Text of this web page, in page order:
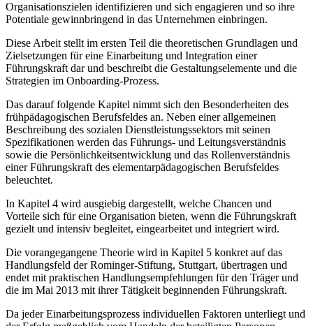
Organisationszielen identifizieren und sich engagieren und so ihre
Potentiale gewinnbringend in das Unternehmen einbringen.
Diese Arbeit stellt im ersten Teil die theoretischen Grundlagen und
Zielsetzungen für eine Einarbeitung und Integration einer
Führungskraft dar und beschreibt die Gestaltungselemente und die
Strategien im Onboarding-Prozess.
Das darauf folgende Kapitel nimmt sich den Besonderheiten des
frühpädagogischen Berufsfeldes an. Neben einer allgemeinen
Beschreibung des sozialen Dienstleistungssektors mit seinen
Spezifikationen werden das Führungs- und Leitungsverständnis
sowie die Persönlichkeitsentwicklung und das Rollenverständnis
einer Führungskraft des elementarpädagogischen Berufsfeldes
beleuchtet.
In Kapitel 4 wird ausgiebig dargestellt, welche Chancen und
Vorteile sich für eine Organisation bieten, wenn die Führungskraft
gezielt und intensiv begleitet, eingearbeitet und integriert wird.
Die vorangegangene Theorie wird in Kapitel 5 konkret auf das
Handlungsfeld der Rominger-Stiftung, Stuttgart, übertragen und
endet mit praktischen Handlungsempfehlungen für den Träger und
die im Mai 2013 mit ihrer Tätigkeit beginnenden Führungskraft.
Da jeder Einarbeitungsprozess individuellen Faktoren unterliegt und